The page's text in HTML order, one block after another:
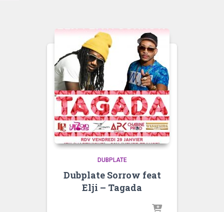
DUBPLATE
Dubplate Sorrow feat
Elji – Tagada